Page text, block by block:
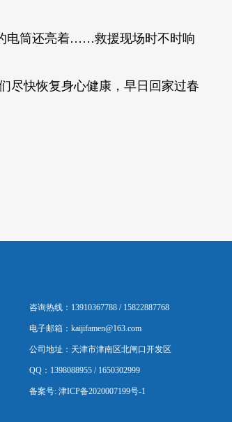
电筒还亮着……救援现场时不时响
快恢复身心健康，早日回家过春
咨询热线：13910367788 / 15822887768
电子邮箱：kaijifamen@163.com
公司地址：天津市津南区北闸口开发区
QQ：1398088955 / 1650302999
备案号: 津ICP备2020007199号-1